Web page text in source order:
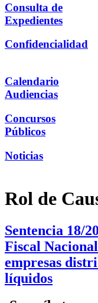
Consulta de
Expedientes
Confidencialidad
Calendario
Audiencias
Concursos
Públicos
Noticias
Rol de
Sentencia 18/
Fiscal
empresas
líquidos